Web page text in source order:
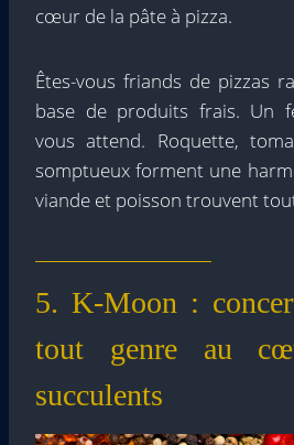
cœur de la pâte à pizza.
Êtes-vous friands de pizzas
base de produits frais. Un
vous attend. Roquette,
somptueux forment une
viande et poisson trouvent
5. K-Moon :
tout genre au
succulents